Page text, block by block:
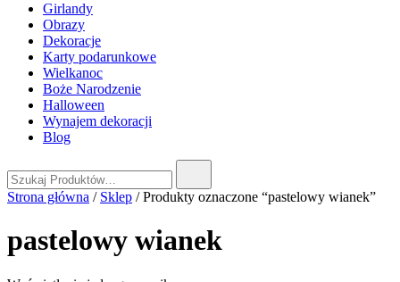
Girlandy
Obrazy
Dekoracje
Karty podarunkowe
Wielkanoc
Boże Narodzenie
Halloween
Wynajem dekoracji
Blog
Strona główna / Sklep / Produkty oznaczone “pastelowy wianek”
pastelowy wianek